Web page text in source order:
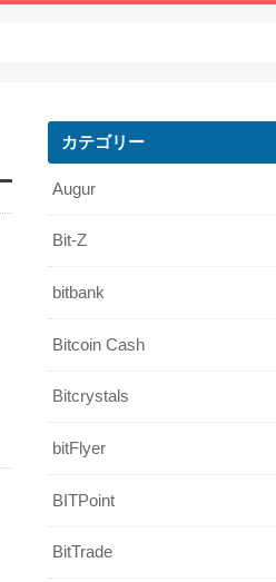
カテゴリー
Augur
Bit-Z
bitbank
Bitcoin Cash
Bitcrystals
bitFlyer
BITPoint
BitTrade